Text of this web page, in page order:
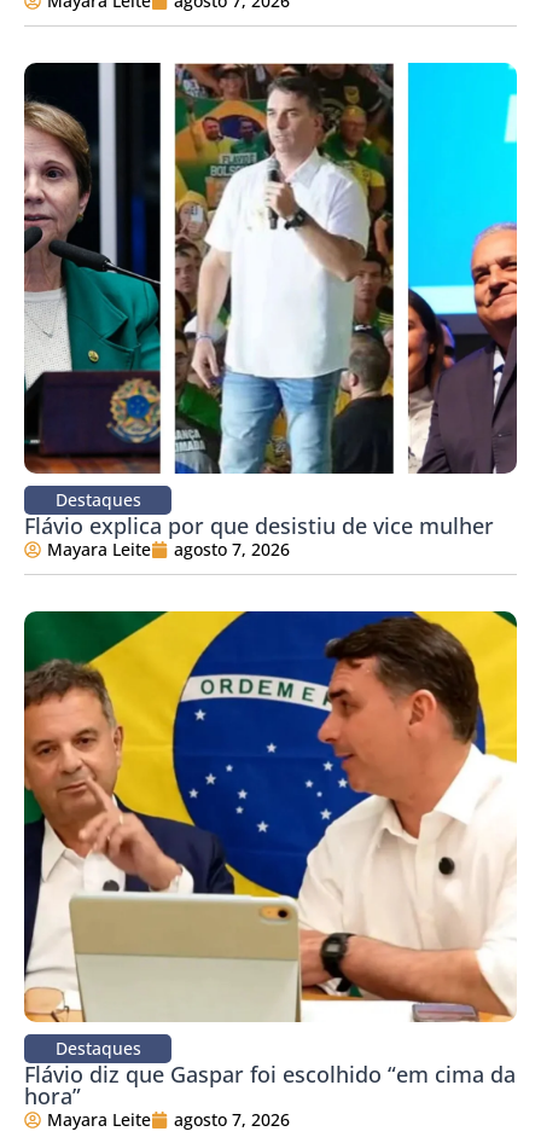
Destaques
Flávio explica por que desistiu de vice mulher
Mayara Leite agosto 7, 2026
Destaques
Flávio diz que Gaspar foi escolhido “em cima da
hora”
Mayara Leite agosto 7, 2026